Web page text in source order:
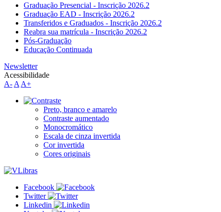
Graduação Presencial - Inscrição 2026.2
Graduação EAD - Inscrição 2026.2
Transferidos e Graduados - Inscrição 2026.2
Reabra sua matrícula - Inscrição 2026.2
Pós-Graduação
Educação Continuada
Newsletter
Acessibilidade
A- A A+
Preto, branco e amarelo
Contraste aumentado
Monocromático
Escala de cinza invertida
Cor invertida
Cores originais
Facebook
Twitter
Linkedin